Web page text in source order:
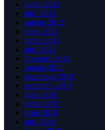
junho 2012
abril 2012
janeiro 2012
julho 2011
junho 2011
abril 2011
fevereiro 2011
janeiro 2011
dezembro 2010
setembro 2010
julho 2010
junho 2010
maio 2010
abril 2010